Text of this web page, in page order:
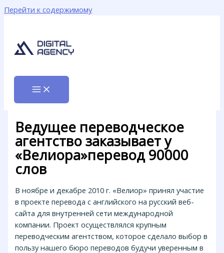
Перейти к содержимому
Ведущее переводческое
агентство заказывает у
«Велиора»перевод 90000
слов
В ноябре и декабре 2010 г. «Велиор» принял участие
в проекте перевода с английского на русский веб-
сайта для внутренней сети международной
компании. Проект осуществлялся крупным
переводческим агентством, которое сделало выбор в
пользу нашего бюро переводов будучи уверенным в